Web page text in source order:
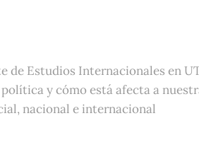
de Estudios Internacionales en
y cómo está afecta a
nacional e internacional